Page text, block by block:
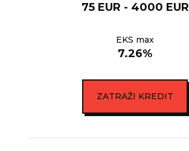
75 EUR - 4000 EUR
EKS max
7.26%
ZATRAŽI KREDIT